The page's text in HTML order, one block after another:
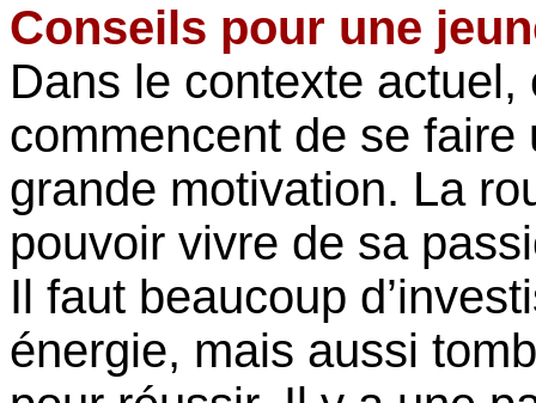
Conseils pour une
Dans le contexte actuel,
commencent de se
grande motivation. La
pouvoir vivre de sa
Il faut beaucoup
énergie, mais aussi